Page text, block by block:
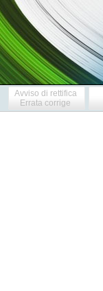
Avviso di rettifica
Errata corrige